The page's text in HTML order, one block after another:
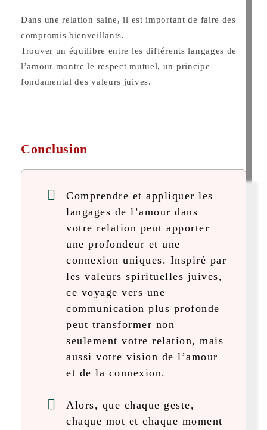
Dans une relation saine, il est important de faire des
compromis bienveillants.
Trouver un équilibre entre les différents langages de
l’amour montre le respect mutuel, un principe
fondamental des valeurs juives.
Conclusion
Comprendre et appliquer les
langages de l’amour dans
votre relation peut apporter
une profondeur et une
connexion uniques. Inspiré par
les valeurs spirituelles juives,
ce voyage vers une
communication plus profonde
peut transformer non
seulement votre relation, mais
aussi votre vision de l’amour
et de la connexion.
Alors, que chaque geste,
chaque mot et chaque moment